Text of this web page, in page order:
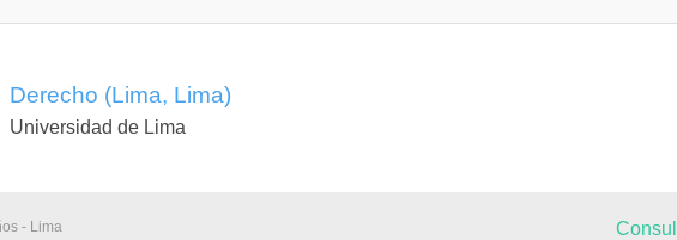
Derecho (Lima, Lima)
Universidad de Lima
- Lima